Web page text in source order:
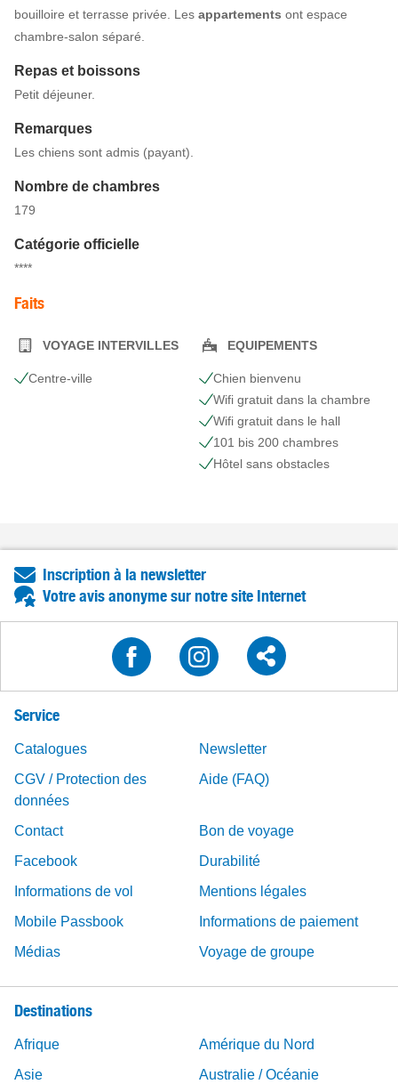
bouilloire et terrasse privée. Les appartements ont espace
chambre-salon séparé.
Repas et boissons
Petit déjeuner.
Remarques
Les chiens sont admis (payant).
Nombre de chambres
179
Catégorie officielle
****
Faits
VOYAGE INTERVILLES
Centre-ville
EQUIPEMENTS
Chien bienvenu
Wifi gratuit dans la chambre
Wifi gratuit dans le hall
101 bis 200 chambres
Hôtel sans obstacles
Inscription à la newsletter
Votre avis anonyme sur notre site Internet
Service
Catalogues
Newsletter
CGV / Protection des
données
Aide (FAQ)
Contact
Bon de voyage
Facebook
Durabilité
Informations de vol
Mentions légales
Mobile Passbook
Informations de paiement
Médias
Voyage de groupe
Destinations
Afrique
Amérique du Nord
Asie
Australie / Océanie